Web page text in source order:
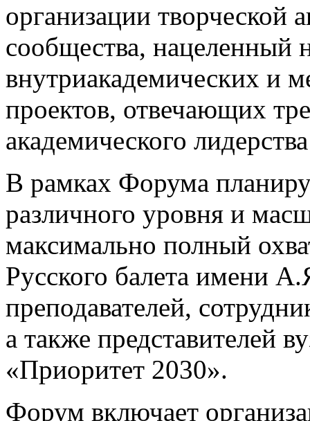
организации творческой
сообщества, нацеленный
внутриакадемических и
проектов, отвечающих
академического
В рамках Форума
различного уровня и
максимально полный
Русского балета имени
преподавателей,
а также представителей
«Приоритет 2030».
Форум включает